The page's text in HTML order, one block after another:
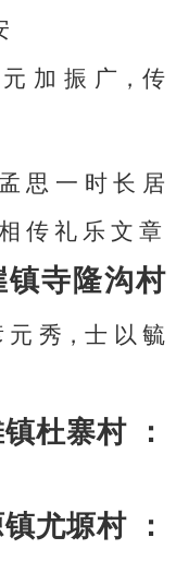
元 加 振 广，传
孟 思 一 时 长 居
传 礼 乐 文 章
寺隆沟村
元 秀，士 以 毓
杜寨村 ：
尤塬村 ：